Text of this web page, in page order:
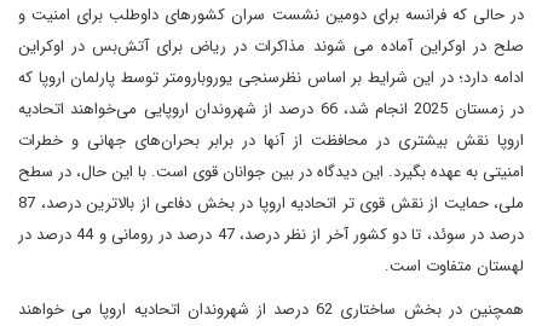
در حالی که فرانسه برای دومین نشست سران کشورهای داوطلب برای امنیت و
صلح در اوکراین آماده می شوند مذاکرات در ریاض برای آتش‌بس در اوکراین
ادامه دارد؛ در این شرایط بر اساس نظرسنجی یوروبارومتر توسط پارلمان اروپا که
در زمستان 2025 انجام شد، 66 درصد از شهروندان اروپایی می‌خواهند اتحادیه
اروپا نقش بیشتری در محافظت از آنها در برابر بحران‌های جهانی و خطرات
امنیتی به عهده بگیرد. این دیدگاه در بین جوانان قوی است. با این حال، در سطح
ملی، حمایت از نقش قوی تر اتحادیه اروپا در بخش دفاعی از بالاترین درصد، 87
درصد در سوئد، تا دو کشور آخر از نظر درصد، 47 درصد در رومانی و 44 درصد در
لهستان متفاوت است.
همچنین در بخش ساختاری 62 درصد از شهروندان اتحادیه اروپا می خواهند